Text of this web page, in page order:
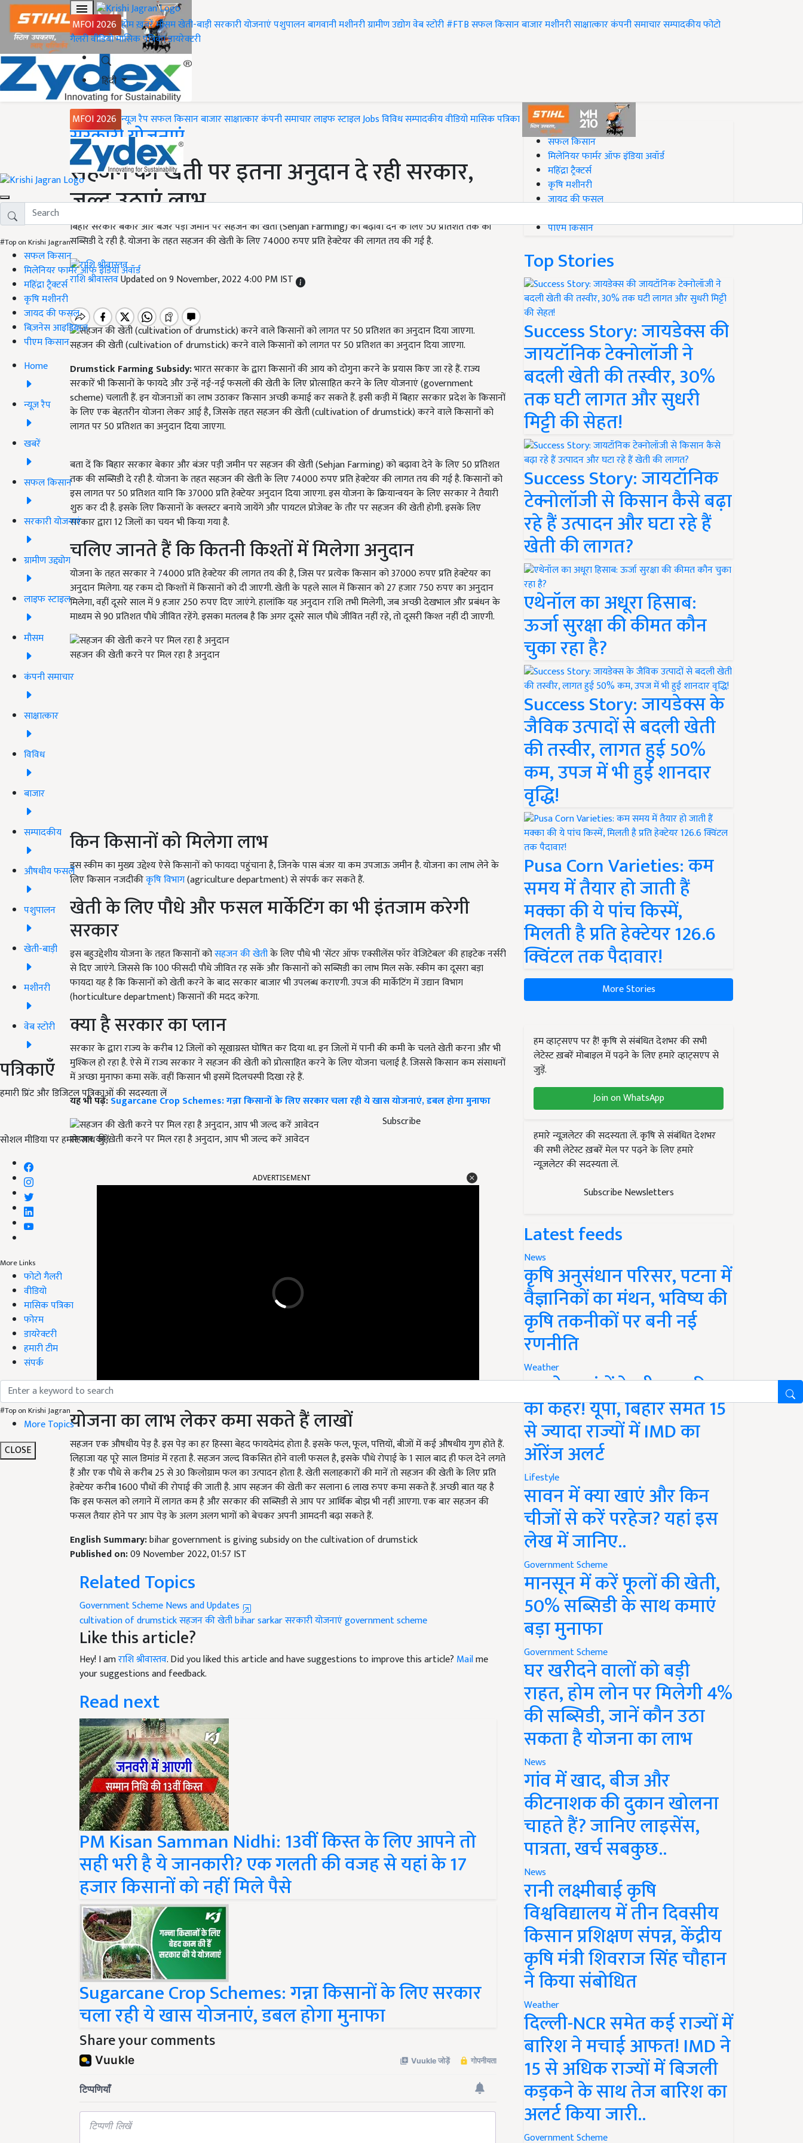
MFOI 2026 होमख़बरेंमौसमखेती-बाड़ीसरकारी योजनाएंपशुपालनबागवानीमशीनरीग्रामीण उद्योगवेब स्टोरी#FTBसफल किसानबाजारमशीनरीसाक्षात्कारकंपनी समाचारसम्पादकीयफोटो
गैलरीवीडियोमासिक पत्रिकाडायरेक्टरी
हिंदी
MFOI 2026 न्यूज़ रैपसफल किसानबाजारसाक्षात्कारकंपनी समाचारलाइफ स्टाइलJobsविविधसम्पादकीयवीडियोमासिक पत्रिका
#Top on Krishi Jagran
सफल किसान
मिलेनियर फार्मर ऑफ इंडिया अवॉर्ड
महिंद्रा ट्रैक्टर्स
कृषि मशीनरी
जायद की फसल
बिज़नेस आइडियाज
पीएम किसान
Home
न्यूज़ रैप
खबरें
सफल किसान
सरकारी योजनाएं
ग्रामीण उद्द्योग
लाइफ स्टाइल
मौसम
कंपनी समाचार
साक्षात्कार
विविध
बाजार
सम्पादकीय
औषधीय फसलें
पशुपालन
खेती-बाड़ी
मशीनरी
वेब स्टोरी
पत्रिकाएँ
हमारी प्रिंट और डिजिटल पत्रिकाओं की सदस्यता लें
Subscribe
सोशल मीडिया पर हमारे साथ जुड़ें:
More Links
फोटो गैलरी
वीडियो
मासिक पत्रिका
फोरम
डायरेक्टरी
हमारी टीम
संपर्क
#Top on Krishi Jagran
More Topics
CLOSE
Home
सरकारी योजनाएं
सहजन की खेती पर इतना अनुदान दे रही सरकार,
जल्द उठाएं लाभ
बिहार सरकार बेकार और बंजर पड़ी जमीन पर सहजन की खेती (Sehjan Farming) को बढ़ावा देने के लिए 50 प्रतिशत तक की
सब्सिडी दे रही है. योजना के तहत सहजन की खेती के लिए 74000 रुपए प्रति हेक्टेयर की लागत तय की गई है.
राशि श्रीवास्तवUpdated on 9 November, 2022 4:00 PM IST
सहजन की खेती (cultivation of drumstick) करने वाले किसानों को लागत पर 50 प्रतिशत का अनुदान दिया जाएगा.
DrumstickFarming Subsidy:भारत सरकार के द्वारा किसानों की आय को दोगुना करने के प्रयास किए जा रहे हैं. राज्य
सरकारें भी किसानों के फायदे और उन्हें नई-नई फसलों की खेती के लिए प्रोत्साहित करने के लिए योजनाएं (government
scheme) चलाती हैं. इन योजनाओं का लाभ उठाकर किसान अच्छी कमाई कर सकते हैं. इसी कड़ी में बिहार सरकार प्रदेश के किसानों
के लिए एक बेहतरीन योजना लेकर आई है, जिसके तहत सहजन की खेती (cultivation of drumstick) करने वाले किसानों को
लागत पर 50 प्रतिशत का अनुदान दिया जाएगा.
बता दें कि बिहार सरकार बेकार और बंजर पड़ी जमीन पर सहजन की खेती (Sehjan Farming) को बढ़ावा देने के लिए 50 प्रतिशत
तक की सब्सिडी दे रही है. योजना के तहत सहजन की खेती के लिए 74000 रुपए प्रति हेक्टेयर की लागत तय की गई है. किसानों को
इस लागत पर 50 प्रतिशत यानि कि 37000 प्रति हेक्टेयर अनुदान दिया जाएगा. इस योजना के क्रियान्वयन के लिए सरकार ने तैयारी
शुरु कर दी है. इसके लिए किसानों के क्लस्टर बनाये जायेंगे और पायटल प्रोजेक्ट के तौर पर सहजन की खेती होगी. इसके लिए
सरकार द्वारा 12 जिलों का चयन भी किया गया है.
चलिए जानते हैं कि कितनी किश्तों में मिलेगा अनुदान
योजना के तहत सरकार ने 74000 प्रति हेक्टेयर की लागत तय की है, जिस पर प्रत्येक किसान को 37000 रुपए प्रति हेक्टेयर का
अनुदान मिलेगा. यह रकम दो किश्तों में किसानों को दी जाएगी. खेती के पहले साल में किसान को 27 हजार 750 रुपए का अनुदान
मिलेगा, वहीं दूसरे साल में 9 हजार 250 रुपए दिए जाएंगे. हालांकि यह अनुदान राशि तभी मिलेगी, जब अच्छी देखभाल और प्रबंधन के
माध्यम से 90 प्रतिशत पौधे जीवित रहेंगे. इसका मतलब है कि अगर दूसरे साल पौधे जीवित नहीं रहे, तो दूसरी किश्त नहीं दी जाएगी.
सहजन की खेती करने पर मिल रहा है अनुदान
किन किसानों को मिलेगा लाभ
इस स्कीम का मुख्य उद्देश्य ऐसे किसानों को फायदा पहुंचाना है, जिनके पास बंजर या कम उपजाऊ जमीन है. योजना का लाभ लेने के
लिए किसान नजदीकीकृषि विभाग(agriculture department) से संपर्क कर सकते हैं.
खेती के लिए पौधे और फसल मार्केटिंग का भी इंतजाम करेगी
सरकार
इस बहुउद्देशीय योजना के तहत किसानों कोसहजन की खेतीके लिए पौधे भी 'सेंटर ऑफ एक्सीलेंस फॉर वेजिटेबल' की हाइटेक नर्सरी
से दिए जाएंगे. जिससे कि 100 फीसदी पौधे जीवित रह सकें और किसानों को सब्सिडी का लाभ मिल सके. स्कीम का दूसरा बड़ा
फायदा यह है कि किसानों को खेती करने के बाद सरकार बाजार भी उपलब्ध कराएगी. उपज की मार्केटिंग में उद्यान विभाग
(horticulture department) किसानों की मदद करेगा.
क्या है सरकार का प्लान
सरकार के द्वारा राज्य के करीब 12 जिलों को सूखाग्रस्त घोषित कर दिया था. इन जिलों में पानी की कमी के चलते खेती करना और भी
मुश्किल हो रहा है. ऐसे में राज्य सरकार ने सहजन की खेती को प्रोत्साहित करने के लिए योजना चलाई है. जिससे किसान कम संसाधनों
में अच्छा मुनाफा कमा सकें. वहीं किसान भी इसमें दिलचस्पी दिखा रहे हैं.
यह भी पढ़ें:Sugarcane Crop Schemes: गन्ना किसानों के लिए सरकार चला रही ये खास योजनाएं, डबल होगा मुनाफा
सहजन की खेती करने पर मिल रहा है अनुदान, आप भी जल्द करें आवेदन
योजना का लाभ लेकर कमा सकते हैं लाखों
सहजन एक औषधीय पेड़ है. इस पेड़ का हर हिस्सा बेहद फायदेमंद होता है. इसके फल, फूल, पत्तियों, बीजों में कई औषधीय गुण होते हैं.
लिहाजा यह पूरे साल डिमांड में रहता है. सहजन जल्द विकसित होने वाली फसल है, इसके पौधे रोपाई के 1 साल बाद ही फल देने लगते
हैं और एक पौधे से करीब 25 से 30 किलोग्राम फल का उत्पादन होता है. खेती सलाहकारों की मानें तो सहजन की खेती के लिए प्रति
हेक्टेयर करीब 1600 पौधों की रोपाई की जाती है. आप सहजन की खेती कर सलाना 6 लाख रुपए कमा सकते हैं. अच्छी बात यह है
कि इस फसल को लगाने में लागत कम है और सरकार की सब्सिडी से आप पर आर्थिक बोझ भी नहीं आएगा. एक बार सहजन की
फसल तैयार होने पर आप पेड़ के अलग अलग भागों को बेचकर अपनी आमदनी बढ़ा सकते हैं.
bihar government is giving subsidy on the cultivation of drumstick
Published on:09 November 2022, 01:57 IST
Related Topics
Government Scheme News and Updates
cultivation of drumstickसहजन की खेतीbihar sarkar
Like this article?
Hey! I amराशि श्रीवास्तव. Did you liked this article and have suggestions to improve this article?
your suggestions and feedback.
Read next
PM Kisan Samman Nidhi: 13वीं किस्त के लिए आपने तो
सही भरी है ये जानकारी? एक गलती की वजह से यहां के 17
हजार किसानों को नहीं मिले पैसे
Sugarcane Crop Schemes: गन्ना किसानों के लिए सरकार
चला रही ये खास योजनाएं, डबल होगा मुनाफा
Share your comments
#Top on Krishi Jagran
सफल किसान
मिलेनियर फार्मर ऑफ इंडिया अवॉर्ड
महिंद्रा ट्रैक्टर्स
कृषि मशीनरी
जायद की फसल
पीएम किसान
Top Stories
Success Story: जायडेक्स की
जायटॉनिक टेक्नोलॉजी ने
बदली खेती की तस्वीर, 30%
तक घटी लागत और सुधरी
मिट्टी की सेहत!
Success Story: जायटॉनिक
टेक्नोलॉजी से किसान कैसे बढ़ा
रहे हैं उत्पादन और घटा रहे हैं
खेती की लागत?
एथेनॉल का अधूरा हिसाब:
ऊर्जा सुरक्षा की कीमत कौन
चुका रहा है?
Success Story: जायडेक्स के
जैविक उत्पादों से बदली खेती
की तस्वीर, लागत हुई 50%
कम, उपज में भी हुई शानदार
वृद्धि!
Pusa Corn Varieties: कम
समय में तैयार हो जाती हैं
मक्का की ये पांच किस्में,
मिलती है प्रति हेक्टेयर 126.6
क्विंटल तक पैदावार!
More Stories
हम व्हाट्सएप पर हैं! कृषि से संबंधित देशभर की सभी
लेटेस्ट ख़बरें मोबाइल में पढ़ने के लिए हमारे व्हाट्सएप से
जुड़ें.
Join on WhatsApp
हमारे न्यूज़लेटर की सदस्यता लें. कृषि से संबंधित देशभर
की सभी लेटेस्ट ख़बरें मेल पर पढ़ने के लिए हमारे
न्यूज़लेटर की सदस्यता लें.
Subscribe Newsletters
Latest feeds
News
कृषि अनुसंधान परिसर, पटना में
वैज्ञानिकों का मंथन, भविष्य की
कृषि तकनीकों पर बनी नई
रणनीति
Weather
अगले 12 घंटों के भीतर बारिश
का कहर! यूपी, बिहार समेत 15
से ज्यादा राज्यों में IMD का
ऑरेंज अलर्ट
Lifestyle
सावन में क्या खाएं और किन
चीजों से करें परहेज? यहां इस
लेख में जानिए..
Government Scheme
मानसून में करें फूलों की खेती,
50% सब्सिडी के साथ कमाएं
बड़ा मुनाफा
Government Scheme
घर खरीदने वालों को बड़ी
राहत, होम लोन पर मिलेगी 4%
की सब्सिडी, जानें कौन उठा
सकता है योजना का लाभ
News
गांव में खाद, बीज और
कीटनाशक की दुकान खोलना
चाहते हैं? जानिए लाइसेंस,
पात्रता, खर्च सबकुछ..
News
रानी लक्ष्मीबाई कृषि
विश्वविद्यालय में तीन दिवसीय
किसान प्रशिक्षण संपन्न, केंद्रीय
कृषि मंत्री शिवराज सिंह चौहान
ने किया संबोधित
Weather
दिल्ली-NCR समेत कई राज्यों में
बारिश ने मचाई आफत! IMD ने
15 से अधिक राज्यों में बिजली
कड़कने के साथ तेज बारिश का
अलर्ट किया जारी..
Government Scheme